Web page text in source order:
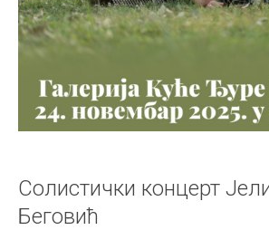
Солистички концерт
Беговић